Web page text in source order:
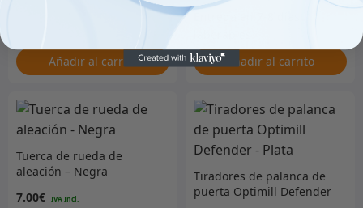
Añadir al carrito
Grey
Añadir al carrito
Tuerca de rueda de
aleación – Negra
7.00€
Tiradores de palanca de
puerta Optimill Defender